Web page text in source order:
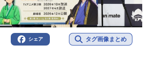
シェア タグ画像まとめ